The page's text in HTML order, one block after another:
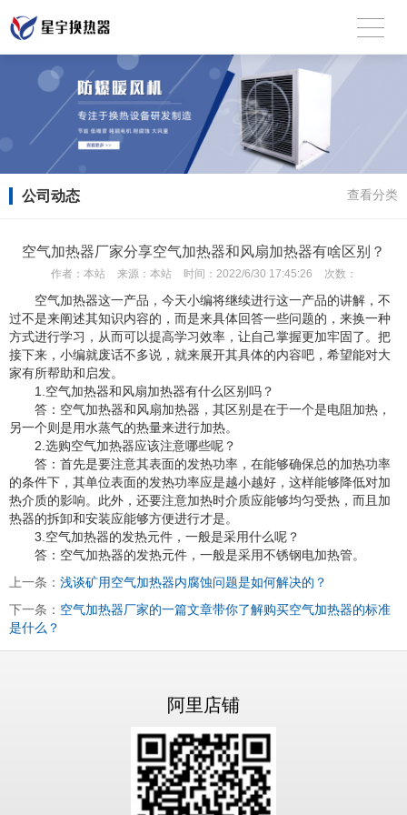
公司动态 查看分类
空气加热器厂家分享空气加热器和风扇加热器有啥区别？
作者： 本站 来源： 本站 时间： 2022/6/30 17:45:26 次数：
空气加热器这一产品，今天小编将继续进行这一产品的讲解，不
过不是来阐述其知识内容的，而是来具体回答一些问题的，来换一种
方式进行学习，从而可以提高学习效率，让自己掌握更加牢固了。把
接下来，小编就废话不多说，就来展开其具体的内容吧，希望能对大
家有所帮助和启发。
1.空气加热器和风扇加热器有什么区别吗？
答：空气加热器和风扇加热器，其区别是在于一个是电阻加热，
另一个则是用水蒸气的热量来进行加热。
2.选购空气加热器应该注意哪些呢？
答：首先是要注意其表面的发热功率，在能够确保总的加热功率
的条件下，其单位表面的发热功率应是越小越好，这样能够降低对加
热介质的影响。此外，还要注意加热时介质应能够均匀受热，而且加
热器的拆卸和安装应能够方便进行才是。
3.空气加热器的发热元件，一般是采用什么呢？
答：空气加热器的发热元件，一般是采用不锈钢电加热管。
上一条： 浅谈矿用空气加热器内腐蚀问题是如何解决的？
下一条： 空气加热器厂家的一篇文章带你了解购买空气加热器的标准
是什么？
阿里店铺